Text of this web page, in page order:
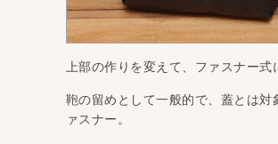
上部の作りを変えて、ファスナー式
鞄の留めとして一般的で、蓋とは対
ァスナー。